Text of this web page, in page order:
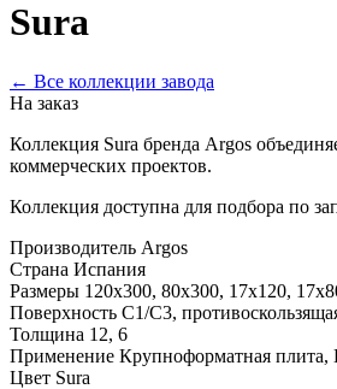
Sura
← Все коллекции завода
На заказ
Коллекция Sura бренда Argos
коммерческих проектов.
Коллекция доступна для подбора по
Производитель Argos
Страна Испания
Размеры 120x300, 80x300, 17x120,
Поверхность C1/C3,
Толщина 12, 6
Применение Крупноформатная плита,
Цвет Sura